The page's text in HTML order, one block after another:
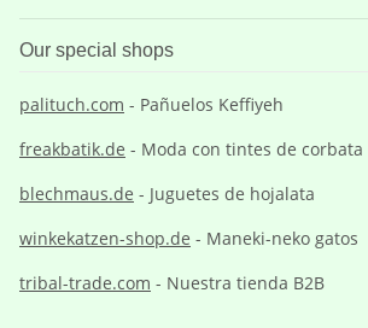
Our special shops
palituch.com - Pañuelos Keffiyeh
freakbatik.de - Moda con tintes de corbata
blechmaus.de - Juguetes de hojalata
winkekatzen-shop.de - Maneki-neko gatos
tribal-trade.com - Nuestra tienda B2B